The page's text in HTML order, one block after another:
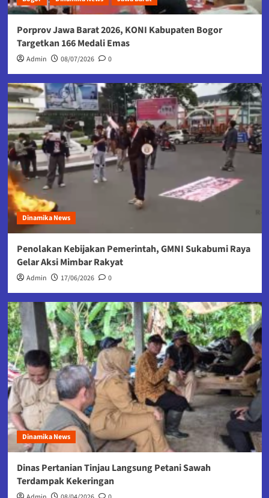
Porprov Jawa Barat 2026, KONI Kabupaten Bogor
Targetkan 166 Medali Emas
Admin 08/07/2026 0
Dinamika News
Penolakan Kebijakan Pemerintah, GMNI Sukabumi Raya
Gelar Aksi Mimbar Rakyat
Admin 17/06/2026 0
Dinamika News
Dinas Pertanian Tinjau Langsung Petani Sawah
Terdampak Kekeringan